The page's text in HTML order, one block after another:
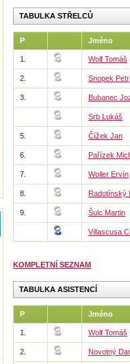
TABULKA STŘELCŮ
P Jméno
1. Wolf Tomáš
2. Snopek Petr
3. Bubanec
Srb Lukáš
5. Čížek Jan
6. Pařízek
7. Woller Ervín
8. Radotínský
9. Šulc Martin
Villascusa
KOMPLETNÍ SEZNAM
TABULKA ASISTENCÍ
P Jméno
1. Wolf Tomáš
2. Novotný